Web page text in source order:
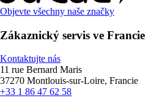
Objevte všechny naše značky
Zákaznický servis ve Francie
Kontaktujte nás
11 rue Bernard Maris
37270 Montlouis-sur-Loire, Francie
+33 1 86 47 62 58